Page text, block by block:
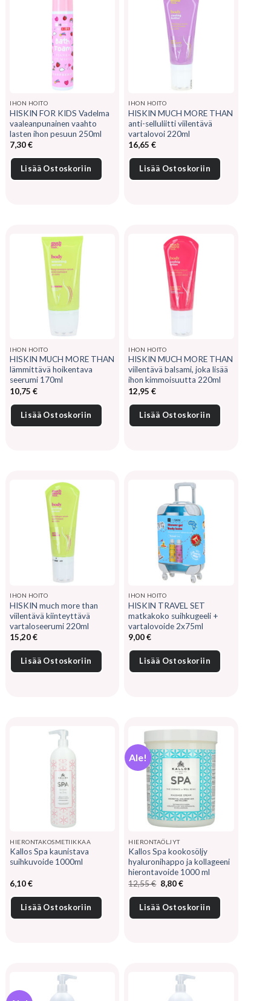
IHON HOITO
HISKIN FOR KIDS Vadelma
vaaleanpunainen vaahto
lasten ihon pesuun 250ml
7,30€
Lisää Ostoskoriin
IHON HOITO
HISKIN MUCH MORE THAN
anti-selluliitti viilentävä
vartalovoi 220ml
16,65€
Lisää Ostoskoriin
IHON HOITO
HISKIN MUCH MORE THAN
lämmittävä hoikentava
seerumi 170ml
10,75 €
Lisää Ostoskoriin
IHON HOITO
HISKIN MUCH MORE THAN
viilentävä balsami, joka lisää
ihon kimmoisuutta 220ml
12,95€
Lisää Ostoskoriin
IHON HOITO
HISKIN much more than
viilentävä kiinteyttävä
vartaloseerumi 220ml
15,20€
Lisää Ostoskoriin
IHON HOITO
HISKIN TRAVEL SET
matkakoko suihkugeeli +
vartalovoide 2x75ml
9,00€
Lisää Ostoskoriin
HIERONTAKOSMETIIKKAA
Kallos Spa kaunistava
suihkuvoide 1000ml
6,10€
Lisää Ostoskoriin
Ale!
HIERONTAÖLJYT
Kallos Spa kookosöljy
hyaluronihappo ja kollageeni
hierontavoide 1000 ml
12,55€ Alkuperäinen
hinta
oli:
12,55 €.
8,80€Nykyinen
on:
8,80 €.
Lisää Ostoskoriin